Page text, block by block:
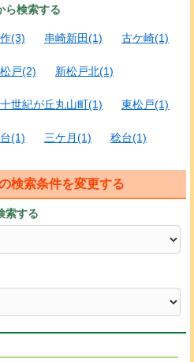
ら検索する
(3) 串崎新田(1) 古ケ崎(1)
戸(2) 新松戸北(1)
世紀が丘丸山町(1) 東松戸(1)
(1) 三ケ月(1) 稔台(1)
検索条件を変更する
索する